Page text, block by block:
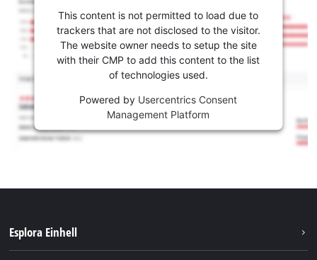
This content is not permitted to load due to
trackers that are not disclosed to the visitor.
The website owner needs to setup the site
with their CMP to add this content to the list
of technologies used.
Powered by Usercentrics Consent
Management Platform
Esplora Einhell